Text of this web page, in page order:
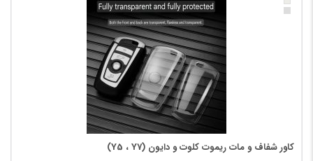
کاور شفاف و مات ریموت کلوت و دایون (Y5 ، Y7)